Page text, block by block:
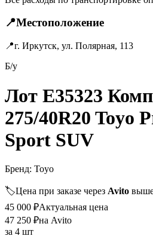
📍Местоположение
📍г. Иркутск, ул. Полярная, 113
Б/у
Лот E35323
275/40R20 Toyo
Sport SUV
Бренд: Toyo
🏷️Цена при заказе через Avito
45 000 ₽Актуальная цена
47 250 ₽на Avito
за 4 шт